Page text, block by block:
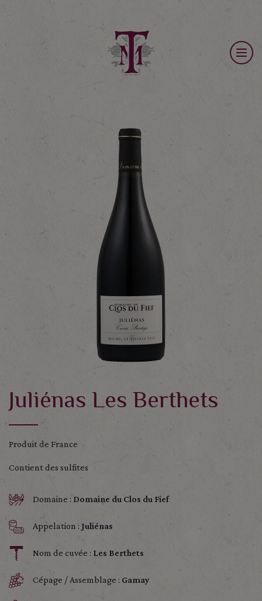
Juliénas Les Berthets
Produit de France
Contient des sulfites
Domaine : Domaine du Clos du Fief
Appelation : Juliénas
Nom de cuvée : Les Berthets
Cépage / Assemblage : Gamay